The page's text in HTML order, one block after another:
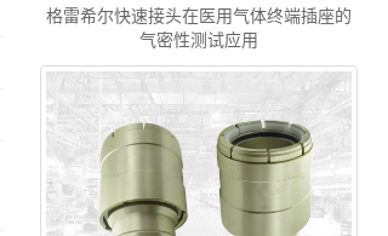
格雷希尔快速接头在医用气体终端插座的
气密性测试应用